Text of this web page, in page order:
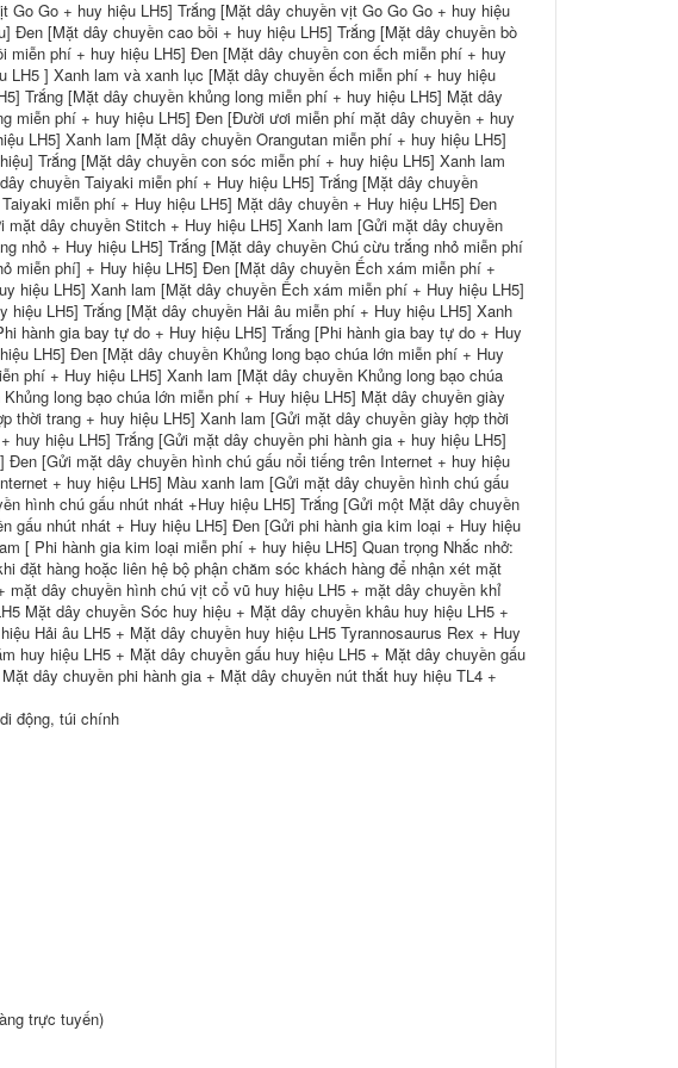
Go + huy hiệu LH5] Trắng [Mặt dây chuyền vịt Go Go Go + huy hiệu
Đen [Mặt dây chuyền cao bồi + huy hiệu LH5] Trắng [Mặt dây chuyền bò
phí + huy hiệu LH5] Đen [Mặt dây chuyền con ếch miễn phí + huy
] Xanh lam và xanh lục [Mặt dây chuyền ếch miễn phí + huy hiệu
Trắng [Mặt dây chuyền khủng long miễn phí + huy hiệu LH5] Mặt dây
miễn phí + huy hiệu LH5] Đen [Đười ươi miễn phí mặt dây chuyền + huy
LH5] Xanh lam [Mặt dây chuyền Orangutan miễn phí + huy hiệu LH5]
Trắng [Mặt dây chuyền con sóc miễn phí + huy hiệu LH5] Xanh lam
chuyền Taiyaki miễn phí + Huy hiệu LH5] Trắng [Mặt dây chuyền
miễn phí + Huy hiệu LH5] Mặt dây chuyền + Huy hiệu LH5] Đen
dây chuyền Stitch + Huy hiệu LH5] Xanh lam [Gửi mặt dây chuyền
nhỏ + Huy hiệu LH5] Trắng [Mặt dây chuyền Chú cừu trắng nhỏ miễn phí
miễn phí] + Huy hiệu LH5] Đen [Mặt dây chuyền Ếch xám miễn phí +
hiệu LH5] Xanh lam [Mặt dây chuyền Ếch xám miễn phí + Huy hiệu LH5]
LH5] Trắng [Mặt dây chuyền Hải âu miễn phí + Huy hiệu LH5] Xanh
hành gia bay tự do + Huy hiệu LH5] Trắng [Phi hành gia bay tự do + Huy
LH5] Đen [Mặt dây chuyền Khủng long bạo chúa lớn miễn phí + Huy
phí + Huy hiệu LH5] Xanh lam [Mặt dây chuyền Khủng long bạo chúa
long bạo chúa lớn miễn phí + Huy hiệu LH5] Mặt dây chuyền giày
thời trang + huy hiệu LH5] Xanh lam [Gửi mặt dây chuyền giày hợp thời
hiệu LH5] Trắng [Gửi mặt dây chuyền phi hành gia + huy hiệu LH5]
[Gửi mặt dây chuyền hình chú gấu nổi tiếng trên Internet + huy hiệu
+ huy hiệu LH5] Màu xanh lam [Gửi mặt dây chuyền hình chú gấu
hình chú gấu nhút nhát +Huy hiệu LH5] Trắng [Gửi một Mặt dây chuyền
gấu nhút nhát + Huy hiệu LH5] Đen [Gửi phi hành gia kim loại + Huy hiệu
[ Phi hành gia kim loại miễn phí + huy hiệu LH5] Quan trọng Nhắc nhở:
đặt hàng hoặc liên hệ bộ phận chăm sóc khách hàng để nhận xét mặt
dây chuyền hình chú vịt cổ vũ huy hiệu LH5 + mặt dây chuyền khỉ
Mặt dây chuyền Sóc huy hiệu + Mặt dây chuyền khâu huy hiệu LH5 +
Hải âu LH5 + Mặt dây chuyền huy hiệu LH5 Tyrannosaurus Rex + Huy
huy hiệu LH5 + Mặt dây chuyền gấu huy hiệu LH5 + Mặt dây chuyền gấu
dây chuyền phi hành gia + Mặt dây chuyền nút thắt huy hiệu TL4 +
động, túi chính
trực tuyến)